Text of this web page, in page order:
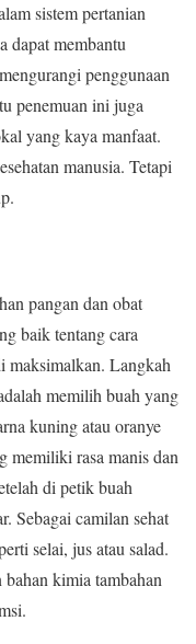
sistem pertanian
dapat membantu
penggunaan
penemuan ini juga
yang kaya manfaat.
manusia. Tetapi
pangan dan obat
baik tentang cara
maksimalkan. Langkah
memilih buah yang
kuning atau oranye
memiliki rasa manis dan
di petik buah
Sebagai camilan sehat
selai, jus atau salad.
kimia tambahan